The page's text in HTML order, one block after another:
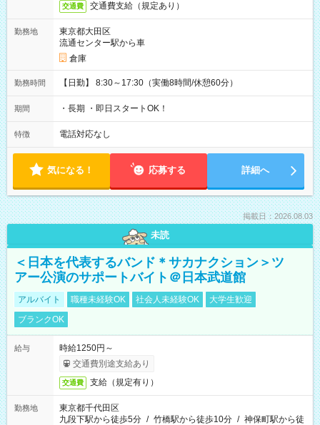
交通費 交通費支給（規定あり）
勤務地
東京都大田区
流通センター駅から車
倉庫
勤務時間 【日勤】 8:30～17:30（実働8時間/休憩60分）
期間 ・長期 ・即日スタートOK！
特徴 電話対応なし
気になる！ 応募する 詳細へ
掲載日：2026.08.03
未読
＜日本を代表するバンド＊サカナクション＞ツ
アー公演のサポートバイト＠日本武道館
アルバイト 職種未経験OK 社会人未経験OK
大学生歓迎
ブランクOK
給与
時給1250円～
交通費別途支給あり
交通費 支給（規定有り）
勤務地
東京都千代田区
九段下駅から徒歩5分 / 竹橋駅から徒歩10分 / 神保町駅から徒